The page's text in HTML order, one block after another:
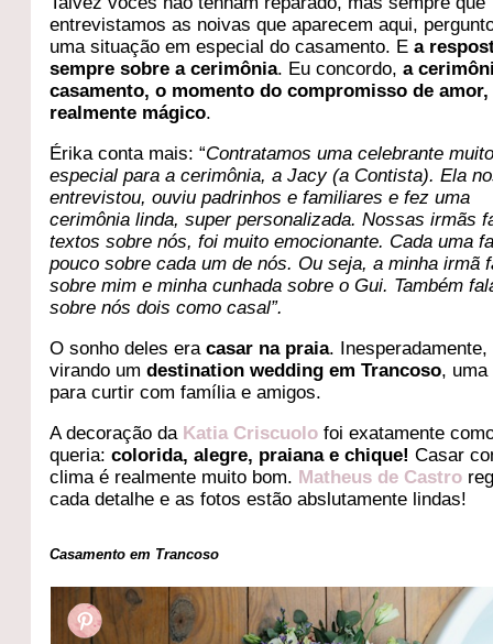
entrevistamos as noivas que aparecem aqui,
uma situação em especial do casamento. Ea
sempre sobre a cerimônia. Eu concordo,a
casamento, o momento do compromisso de amor,
realmente mágico.
Érika conta mais: “Contratamos uma celebrante
especial para a cerimônia, a Jacy (a Contista). Ela
entrevistou, ouviu padrinhos e familiares e fez uma
cerimônia linda, super personalizada. Nossas irmãs
textos sobre nós, foi muito emocionante. Cada uma
pouco sobre cada um de nós. Ou seja, a minha irmã
sobre mim e minha cunhada sobre o Gui. Também
sobre nós dois como casal”.
O sonho deles eracasar na praia. Inesperadamente,
virando umdestination wedding em Trancoso, uma
para curtir com família e amigos.
A decoração da Katia Criscuolo foi exatamente
queria:colorida, alegre, praiana e chique! Casar
clima é realmente muito bom. Matheus de Castro
cada detalhe e as fotos estão abslutamente lindas!
Casamento em Trancoso